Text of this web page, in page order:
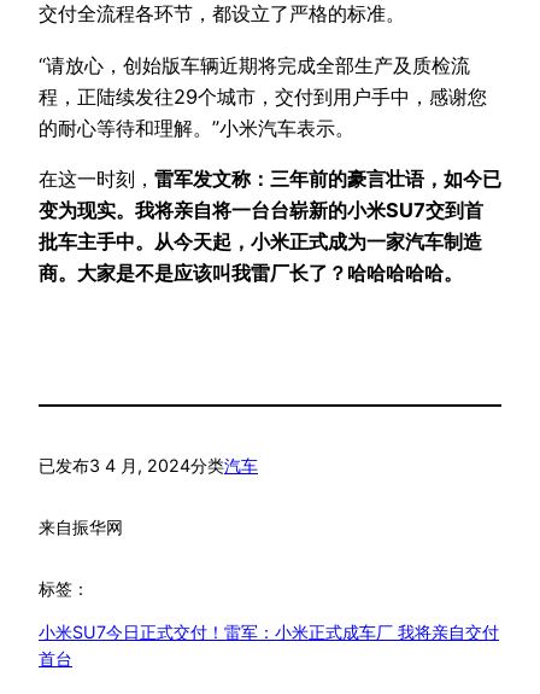
交付全流程各环节，都设立了严格的标准。
“请放心，创始版车辆近期将完成全部生产及质检流
程，正陆续发往29个城市，交付到用户手中，感谢您
的耐心等待和理解。”小米汽车表示。
在这一时刻， 雷军发文称：三年前的豪言壮语，如今已
变为现实。我将亲自将一台台崭新的小米SU7交到首
批车主手中。从今天起，小米正式成为一家汽车制造
商。大家是不是应该叫我雷厂长了？哈哈哈哈哈。
已发布3 4 月, 2024分类汽车
来自振华网
标签：
小米SU7今日正式交付！雷军：小米正式成车厂 我将亲自交付
首台